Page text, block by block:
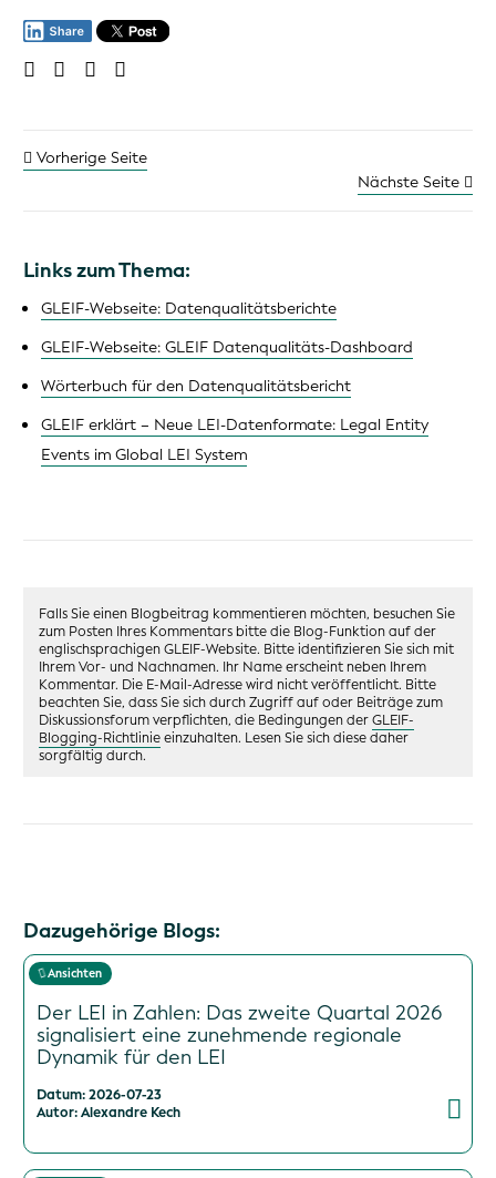
Vorherige Seite
Nächste Seite
Links zum Thema:
GLEIF-Webseite: Datenqualitätsberichte
GLEIF-Webseite: GLEIF Datenqualitäts-Dashboard
Wörterbuch für den Datenqualitätsbericht
GLEIF erklärt – Neue LEI-Datenformate: Legal Entity
Events im Global LEI System
Falls Sie einen Blogbeitrag kommentieren möchten, besuchen Sie
zum Posten Ihres Kommentars bitte die Blog-Funktion auf der
englischsprachigen GLEIF-Website. Bitte identifizieren Sie sich mit
Ihrem Vor- und Nachnamen. Ihr Name erscheint neben Ihrem
Kommentar. Die E-Mail-Adresse wird nicht veröffentlicht. Bitte
beachten Sie, dass Sie sich durch Zugriff auf oder Beiträge zum
Diskussionsforum verpflichten, die Bedingungen derGLEIF-
Blogging-Richtlinieeinzuhalten. Lesen Sie sich diese daher
sorgfältig durch.
Dazugehörige Blogs:
Ansichten
Der LEI in Zahlen: Das zweite Quartal 2026
signalisiert eine zunehmende regionale
Dynamik für den LEI
Datum: 2026-07-23
Autor: Alexandre Kech